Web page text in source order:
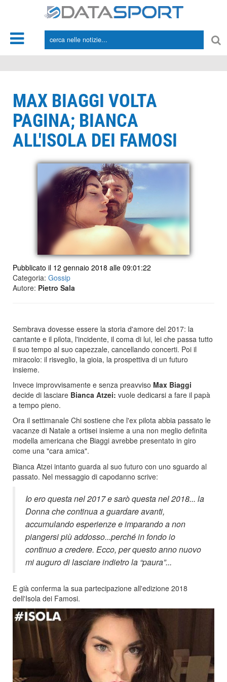
MAX BIAGGI VOLTA
PAGINA; BIANCA
ALL'ISOLA DEI FAMOSI
Pubblicato il 12 gennaio 2018 alle 09:01:22
Categoria: Gossip
Autore: Pietro Sala
Sembrava dovesse essere la storia d'amore del 2017: la
cantante e il pilota, l'incidente, il coma di lui, lei che passa tutto
il suo tempo al suo capezzale, cancellando concerti. Poi il
miracolo: il risveglio, la gioia, la prospettiva di un futuro
insieme.
Invece improvvisamente e senza preavviso Max Biaggi
decide di lasciare Bianca Atzei: vuole dedicarsi a fare il papà
a tempo pieno.
Ora il settimanale Chi sostiene che l'ex pilota abbia passato le
vacanze di Natale a ortisei insieme a una non meglio definita
modella americana che Biaggi avrebbe presentato in giro
come una "cara amica".
Bianca Atzei intanto guarda al suo futuro con uno sguardo al
passato. Nel messaggio di capodanno scrive:
Io ero questa nel 2017 e sarò questa nel 2018... la
Donna che continua a guardare avanti,
accumulando esperienze e imparando a non
piangersi più addosso...perché in fondo io
continuo a credere. Ecco, per questo anno nuovo
mi auguro di lasciare indietro la “paura”...
E già conferma la sua partecipazione all'edizione 2018
dell'Isola dei Famosi.